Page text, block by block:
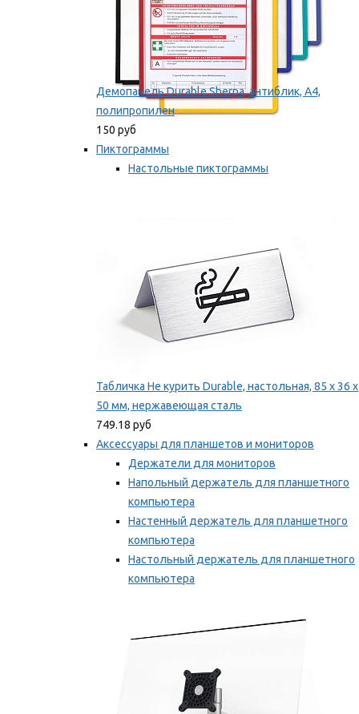
Демопанель Durable Sherpa, антиблик, А4,
полипропилен
150 руб
Пиктограммы
Настольные пиктограммы
Табличка Не курить Durable, настольная, 85 x 36 x
50 мм, нержавеющая сталь
749.18 руб
Аксессуары для планшетов и мониторов
Держатели для мониторов
Напольный держатель для планшетного
компьютера
Настенный держатель для планшетного
компьютера
Настольный держатель для планшетного
компьютера